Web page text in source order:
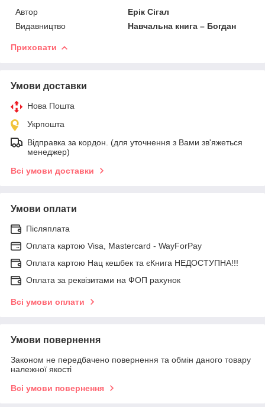
Автор
Ерік Сігал
Видавництво
Навчальна книга – Богдан
Приховати
Умови доставки
Нова Пошта
Укрпошта
Відправка за кордон. (для уточнення з Вами зв'яжеться
менеджер)
Всі умови доставки
Умови оплати
Післяплата
Оплата картою Visa, Mastercard - WayForPay
Оплата картою Нац кешбек та єКнига НЕДОСТУПНА!!!
Оплата за реквізитами на ФОП рахунок
Всі умови оплати
Умови повернення
Законом не передбачено повернення та обмін даного товару
належної якості
Всі умови повернення